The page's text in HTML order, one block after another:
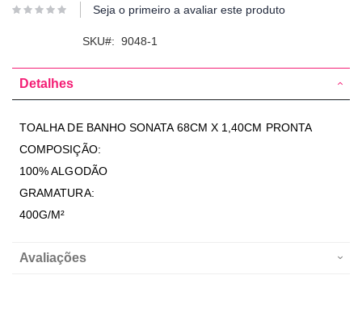
Seja o primeiro a avaliar este produto
SKU 9048-1
Detalhes
TOALHA DE BANHO SONATA 68CM X 1,40CM PRONTA
COMPOSIÇÃO:
100% ALGODÃO
GRAMATURA:
400G/M²
Avaliações